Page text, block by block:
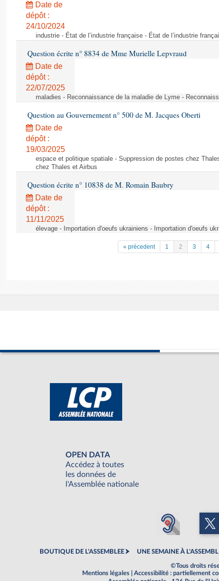
Date de
dépôt :
24/10/2024
industrie - État de l’industrie française - État de l’industrie
Question écrite n° 8834 de Mme Murielle Lepvraud
Date de
dépôt :
22/07/2025
maladies - Reconnaissance de la maladie de Lyme -
Question au Gouvernement n° 500 de M. Jacques Oberti
Date de
dépôt :
19/03/2025
espace et politique spatiale - Suppression de postes chez
chez Thales et Airbus
Question écrite n° 10838 de M. Romain Baubry
Date de
dépôt :
11/11/2025
élevage - Importation d'oeufs ukrainiens - Importation d'oeufs
« précedent 1 2 3 4
OPEN DATA
Accédez à toutes
les données de
l'Assemblée nationale
BOUTIQUE DE L'ASSEMBLEE UNE SEMAINE À
©Tous droits
Mentions légales
Accessibilité : partiellement